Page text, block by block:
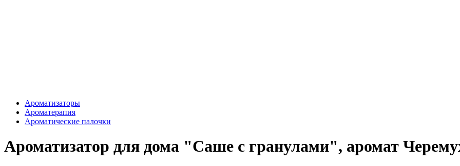
Ароматизаторы
Ароматерапия
Ароматические палочки
Ароматизатор для дома "Саше с гранулами", аромат